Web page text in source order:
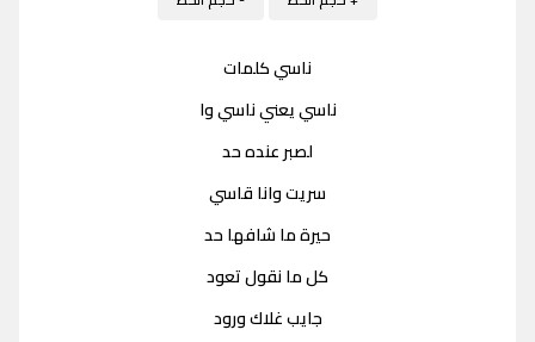
ناسي كلمات
ناسي يعني ناسي وا
لصبر عنده حد
سريت وانا قاسي
حيرة ما شافها حد
كل ما نقول تعود
جايب غلاك ورود